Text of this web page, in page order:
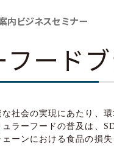
内ビジネスセミナー
ード
社会の実現にあたり、
ラーフードの普及は、
ーンにおける食品の損